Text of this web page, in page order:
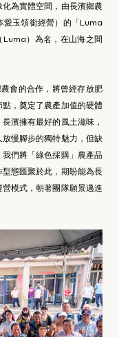
為實體空間，由長濱鄉農
愛玉領銜經營）的「Luma
）為名，在山海之間
會的合作，將曾經存放肥
，奠定了農產加值的硬體
濱擁有最好的風土滋味，
慢腳步的獨特魅力，但缺
們將「綠色採購」農產品
態匯聚於此，期盼能為長
模式，朝著團隊願景邁進